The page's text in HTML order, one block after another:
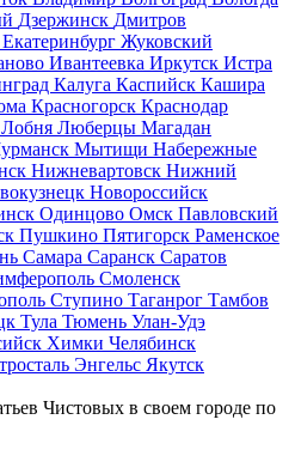
Дзержинск Дмитров
Екатеринбург Жуковский
Ивантеевка Иркутск Истра
Калуга Каспийск Кашира
Красногорск Краснодар
Лобня Люберцы Магадан
Мытищи Набережные
Нижневартовск Нижний
Новороссийск
Одинцово Омск Павловский
Пушкино Пятигорск Раменское
Самара Саранск Саратов
Смоленск
Ступино Таганрог Тамбов
Тула Тюмень Улан-Удэ
Химки Челябинск
Энгельс Якутск
Чистовых в своем городе по